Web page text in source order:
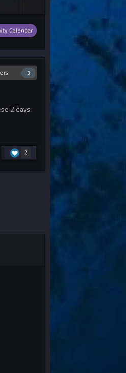
Calendar
3
2 days.
2